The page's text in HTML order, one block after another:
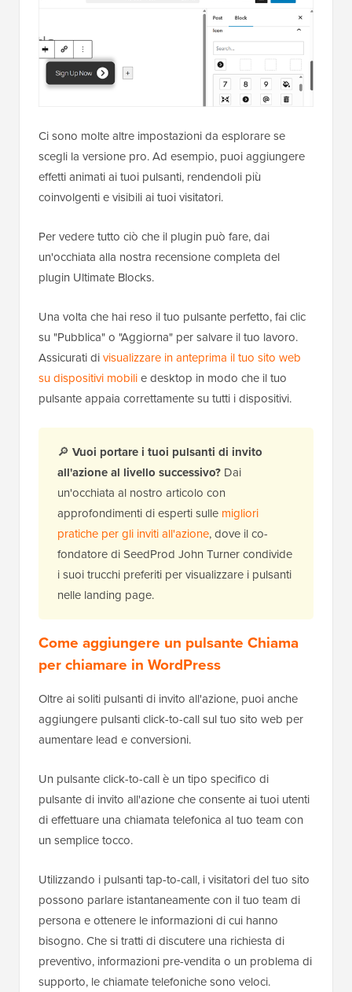
Ci sono molte altre impostazioni da esplorare se
scegli la versione pro. Ad esempio, puoi aggiungere
effetti animati ai tuoi pulsanti, rendendoli più
coinvolgenti e visibili ai tuoi visitatori.
Per vedere tutto ciò che il plugin può fare, dai
un'occhiata alla nostra recensione completa del
plugin Ultimate Blocks.
Una volta che hai reso il tuo pulsante perfetto, fai clic
su "Pubblica" o "Aggiorna" per salvare il tuo lavoro.
Assicurati divisualizzare in anteprima il tuo sito web
su dispositivi mobilie desktop in modo che il tuo
pulsante appaia correttamente su tutti i dispositivi.
🔎 Vuoi portare i tuoi pulsanti di invito
all'azione al livello successivo? Dai
un'occhiata al nostro articolo con
approfondimenti di esperti sulle migliori
pratiche per gli inviti all'azione, dove il co-
fondatore di SeedProd John Turner condivide
i suoi trucchi preferiti per visualizzare i pulsanti
nelle landing page.
Come aggiungere un pulsante Chiama
per chiamare in WordPress
Oltre ai soliti pulsanti di invito all'azione, puoi anche
aggiungere pulsanti click-to-call sul tuo sito web per
aumentare lead e conversioni.
Un pulsante click-to-call è un tipo specifico di
pulsante di invito all'azione che consente ai tuoi utenti
di effettuare una chiamata telefonica al tuo team con
un semplice tocco.
Utilizzando i pulsanti tap-to-call, i visitatori del tuo sito
possono parlare istantaneamente con il tuo team di
persona e ottenere le informazioni di cui hanno
bisogno. Che si tratti di discutere una richiesta di
preventivo, informazioni pre-vendita o un problema di
supporto, le chiamate telefoniche sono veloci.